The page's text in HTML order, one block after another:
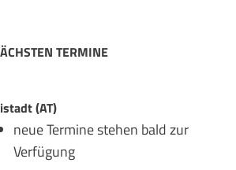
TERMINE
(AT)
neue Termine stehen bald zur
Verfügung